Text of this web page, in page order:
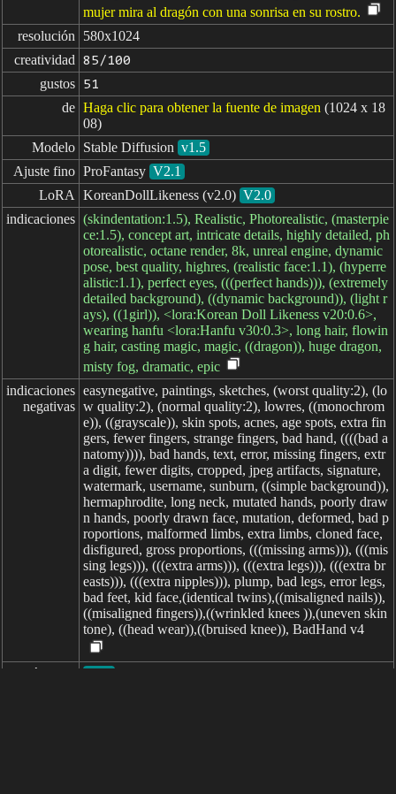
mujer mira al dragón con una sonrisa en su rostro.
resolución
580x1024
creatividad
85/100
gustos 51
de Haga clic para obtener la fuente de imagen (1024 x 18
08)
Modelo Stable Diffusion v1.5
Ajuste fino ProFantasy V2.1
LoRA
KoreanDollLikeness (v2.0) V2.0
indicaciones (skindentation:1.5), Realistic, Photorealistic, (masterpie
ce:1.5), concept art, intricate details, highly detailed, ph
otorealistic, octane render, 8k, unreal engine, dynamic
pose, best quality, highres, (realistic face:1.1), (hyperre
alistic:1.1), perfect eyes, (((perfect hands))), (extremely
detailed background), ((dynamic background)), (light r
ays), ((1girl)), <lora:Korean Doll Likeness v20:0.6>,
wearing hanfu <lora:Hanfu v30:0.3>, long hair, flowin
g hair, casting magic, magic, ((dragon)), huge dragon,
misty fog, dramatic, epic
indicaciones
negativas
easynegative, paintings, sketches, (worst quality:2), (lo
w quality:2), (normal quality:2), lowres, ((monochrom
e)), ((grayscale)), skin spots, acnes, age spots, extra fin
gers, fewer fingers, strange fingers, bad hand, ((((bad a
natomy)))), bad hands, text, error, missing fingers, extr
a digit, fewer digits, cropped, jpeg artifacts, signature,
watermark, username, sunburn, ((simple background)),
hermaphrodite, long neck, mutated hands, poorly draw
n hands, poorly drawn face, mutation, deformed, bad p
roportions, malformed limbs, extra limbs, cloned face,
disfigured, gross proportions, (((missing arms))), (((mis
sing legs))), (((extra arms))), (((extra legs))), (((extra br
easts))), (((extra nipples))), plump, bad legs, error legs,
bad feet, kid face,(identical twins),((misaligned nails)),
((misaligned fingers)),((wrinkled knees )),(uneven skin
tone), ((head wear)),((bruised knee)), BadHand v4
parámetros seed